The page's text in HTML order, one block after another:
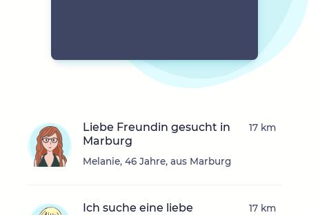
Liebe Freundin gesucht in
Marburg
Melanie, 46 Jahre, aus Marburg
17 km
Ich suche eine liebe 17 km